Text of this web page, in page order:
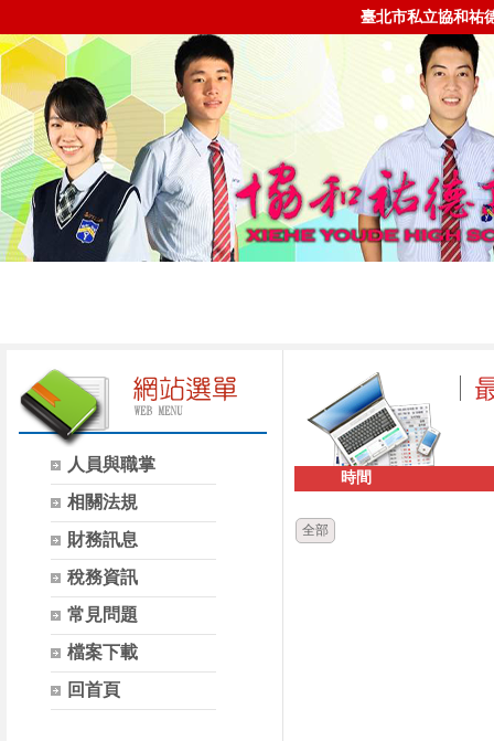
臺北市私立協和祐
人員與職掌
相關法規
財務訊息
稅務資訊
常見問題
檔案下載
回首頁
時間
全部